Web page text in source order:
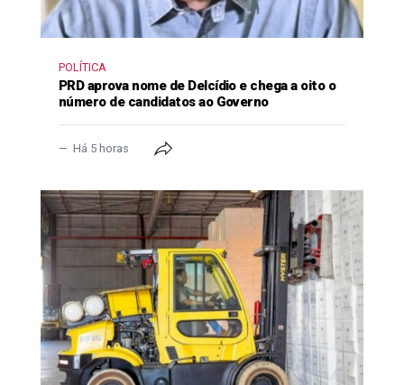
POLÍTICA
PRD aprova nome de Delcídio e chega a oito o
número de candidatos ao Governo
Há 5 horas